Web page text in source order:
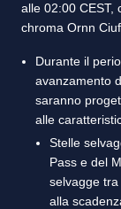
alle 02:00 CEST,
chroma Ornn
Durante il
avanzamento
saranno
alle
Stelle
Pass e del
selvagge
alla